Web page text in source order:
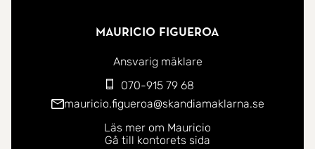
Mauricio Figueroa
Ansvarig mäklare
070-915 79 68
mauricio.figueroa@skandiamaklarna.se
Läs mer om Mauricio
Gå till kontorets sida